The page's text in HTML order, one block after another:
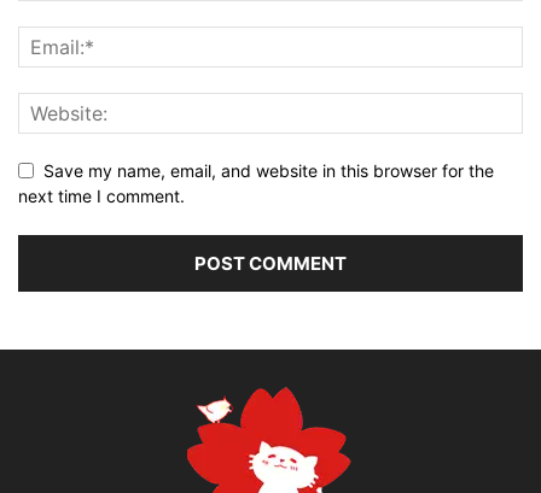
Save my name, email, and website in this browser for the
next time I comment.